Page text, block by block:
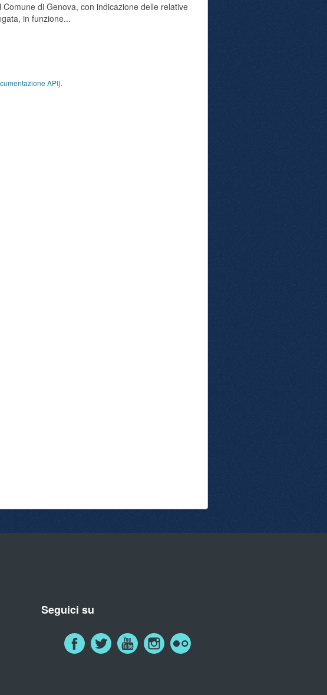
di Genova, con indicazione delle relative
in funzione...
API).
Seguici su